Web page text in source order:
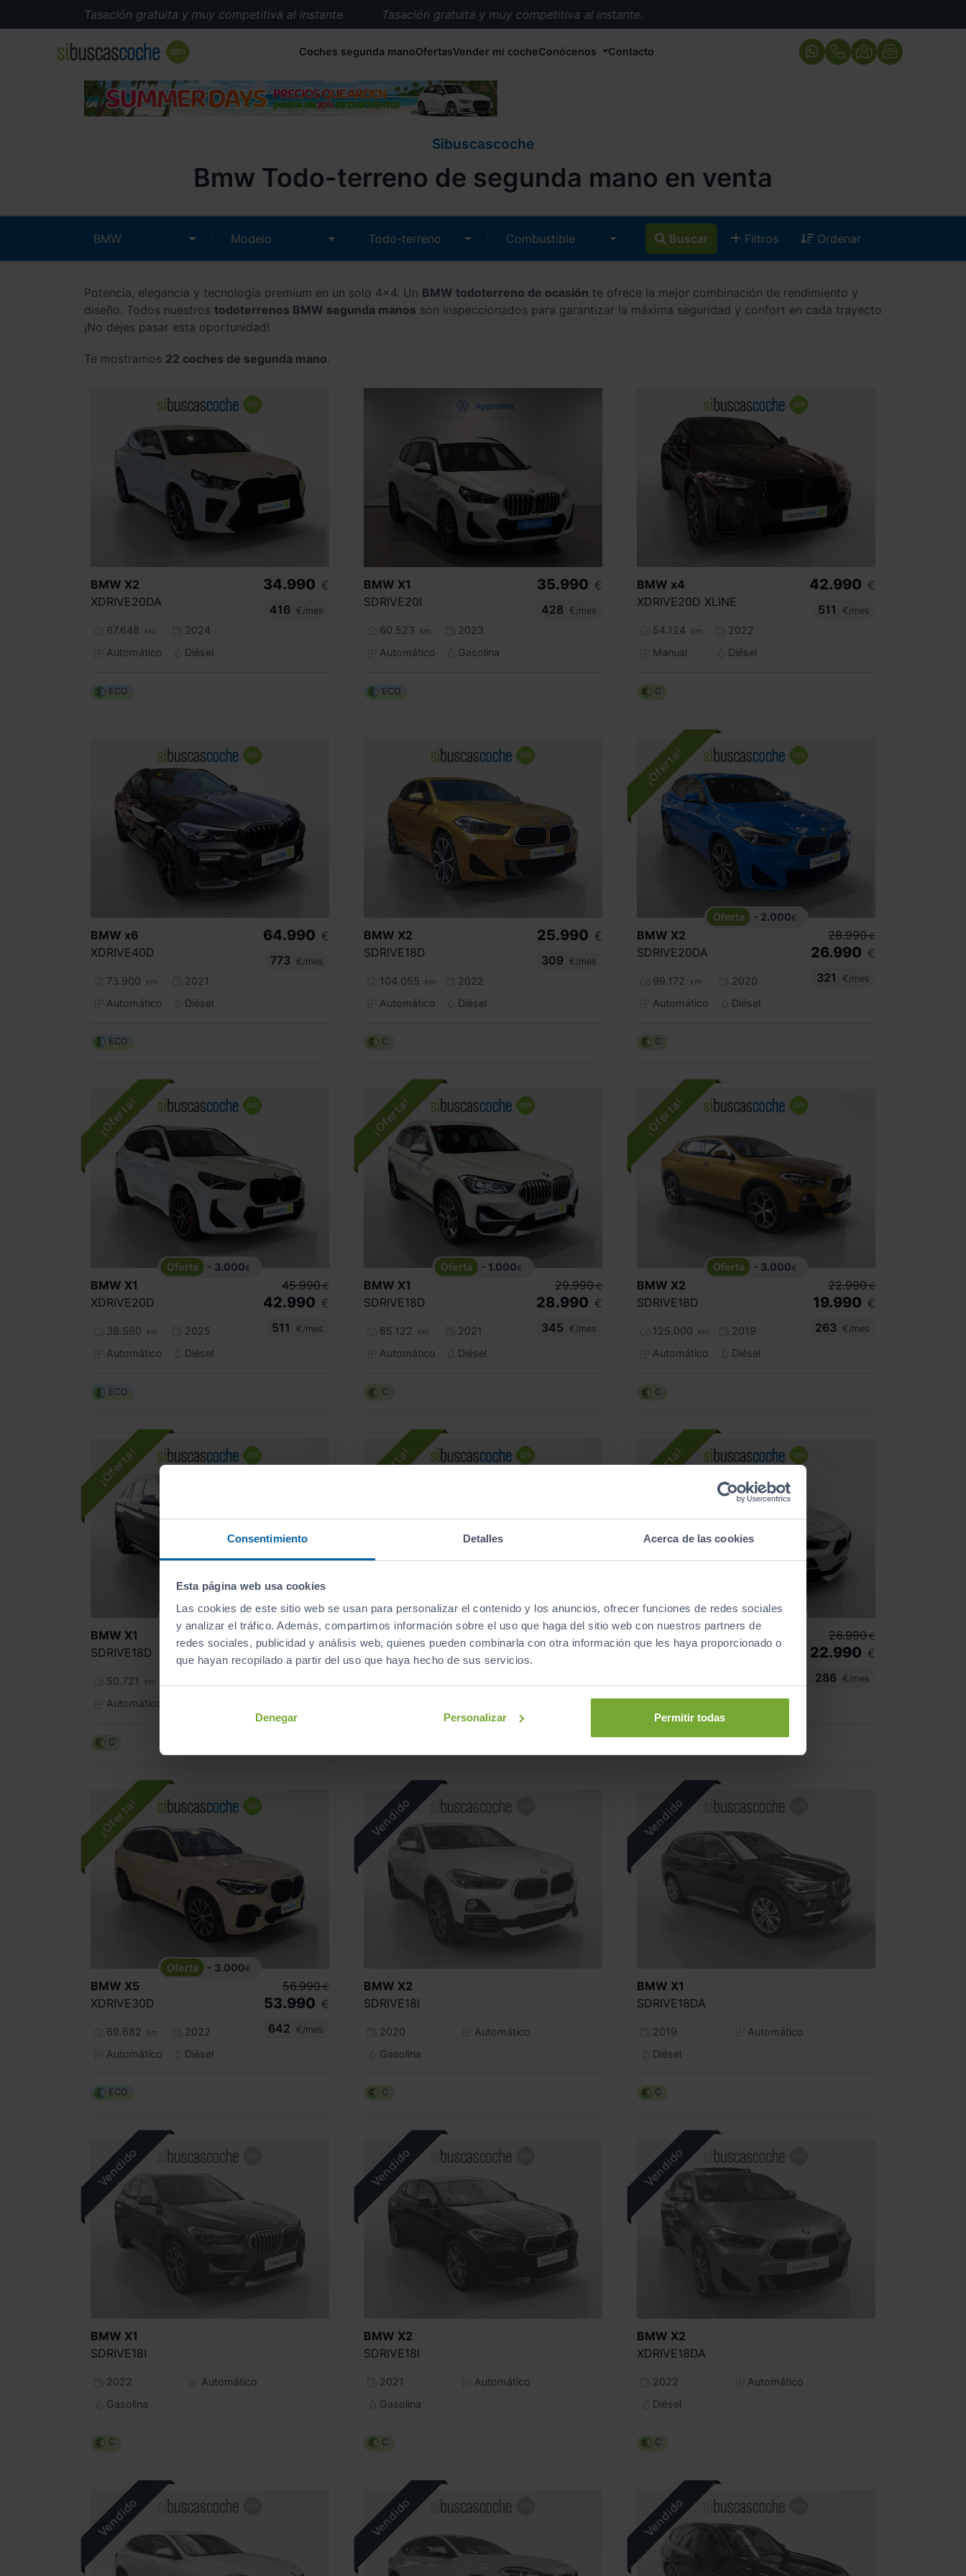
Consentimiento Detalles Acerca de las cookies
Esta página web usa cookies
Las cookies de este sitio web se usan para personalizar el contenido y los anuncios, ofrecer funciones de redes sociales
y analizar el tráfico. Además, compartimos información sobre el uso que haga del sitio web con nuestros partners de
redes sociales, publicidad y análisis web, quienes pueden combinarla con otra información que les haya proporcionado o
que hayan recopilado a partir del uso que haya hecho de sus servicios.
Denegar Personalizar Permitir todas
Tasación gratuita y muy competitiva al instante.
Tasación gratuita y muy competitiva al instante.
Más de 5.000 conductores satisfechos.
Buscamos el coche que tu quieras.
Nos ocupamos de todos los trámites.
Compramos tu coche. Pago inmediato.
Coches segunda manoOfertasVender mi cocheConócenos Contacto
Sibuscascoche
Bmw Todo-terreno de segunda mano en venta
Buscar Filtros Ordenar
Potencia, elegancia y tecnología premium en un solo 4x4. Un BMW todoterreno de ocasión te ofrece la mejor combinación de rendimiento y
diseño. Todos nuestros todoterrenos BMW segunda manos son inspeccionados para garantizar la máxima seguridad y confort en cada trayecto
¡No dejes pasar esta oportunidad!
Te mostramos 22 coches de segunda mano.
BMW X2
XDRIVE20DA
67.648 km
2024
Automático
Diésel
34.990 €
416
€/mes
ECO
BMW X1
SDRIVE20I
60.523 km
2023
Automático
Gasolina
35.990 €
428
€/mes
ECO
BMW x4
XDRIVE20D XLINE
54.124 km
2022
Manual
Diésel
42.990 €
511
€/mes
C
BMW x6
XDRIVE40D
73.900 km
2021
Automático
Diésel
64.990 €
773
€/mes
ECO
BMW X2
SDRIVE18D
104.055 km
2022
Automático
Diésel
25.990 €
309
€/mes
C
- 2.000€
BMW X2
SDRIVE20DA
99.172 km
2020
Automático
Diésel
28.990 €
26.990 €
321
€/mes
C
- 3.000€
BMW X1
XDRIVE20D
38.560 km
2025
Automático
Diésel
45.990 €
42.990 €
511
€/mes
ECO
- 1.000€
BMW X1
SDRIVE18D
65.122 km
2021
Automático
Diésel
29.990 €
28.990 €
345
€/mes
C
- 3.000€
BMW X2
SDRIVE18D
125.000 km
2019
Automático
Diésel
22.990 €
19.990 €
263
€/mes
C
BMW X1
SDRIVE18D
50.721 km
Automático
28.990
26.990
C
BMW
X1
SDRIVE18D
26.990
25.990
BMW
X2
SDRIVE18I
26.990 €
22.990 €
286
€/mes
- 3.000€
BMW X5
XDRIVE30D
69.682 km
2022
Automático
Diésel
56.990 €
53.990 €
642
€/mes
ECO
BMW X2
SDRIVE18I
2020
Automático
Gasolina
C
BMW X1
SDRIVE18DA
2019
Automático
Diésel
C
BMW X1
SDRIVE18I
2022
Automático
Gasolina
C
BMW X2
SDRIVE18I
2021
Automático
Gasolina
C
BMW X2
XDRIVE18DA
2022
Automático
Diésel
C